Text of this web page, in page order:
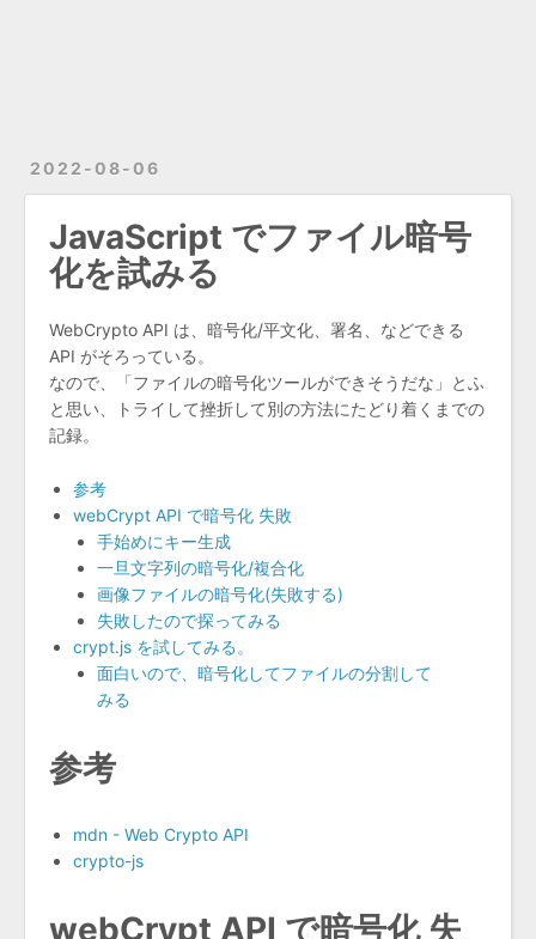
2022-08-06
JavaScript でファイル暗号
化を試みる
WebCrypto API は、暗号化/平文化、署名、などできる
API がそろっている。
なので、「ファイルの暗号化ツールができそうだな」とふ
と思い、トライして挫折して別の方法にたどり着くまでの
記録。
参考
webCrypt API で暗号化 失敗
手始めにキー生成
一旦文字列の暗号化/複合化
画像ファイルの暗号化(失敗する)
失敗したので探ってみる
crypt.js を試してみる。
面白いので、暗号化してファイルの分割して
みる
参考
mdn - Web Crypto API
crypto-js
webCrypt API で暗号化 失